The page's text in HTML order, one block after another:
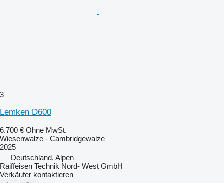
3
Lemken D600
6.700 € Ohne MwSt.
Wiesenwalze - Cambridgewalze
2025
Deutschland, Alpen
Raiffeisen Technik Nord- West GmbH
Verkäufer kontaktieren